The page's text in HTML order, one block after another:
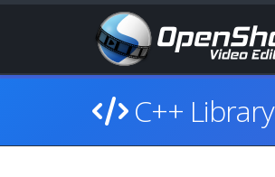
C++ Library